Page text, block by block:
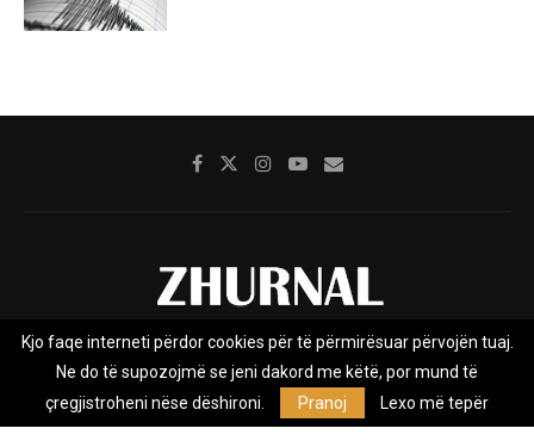
Rreth nesh Impresumi Marketing
Privacy Policy
Zhurnal.mk është Agjenci e Lajmeve e pavarur, e themeluar në vitin
Kjo faqe interneti përdor cookies për të përmirësuar përvojën tuaj.
Ne do të supozojmë se jeni dakord me këtë, por mund të
çregjistroheni nëse dëshironi.
Pranoj Lexo më tepër